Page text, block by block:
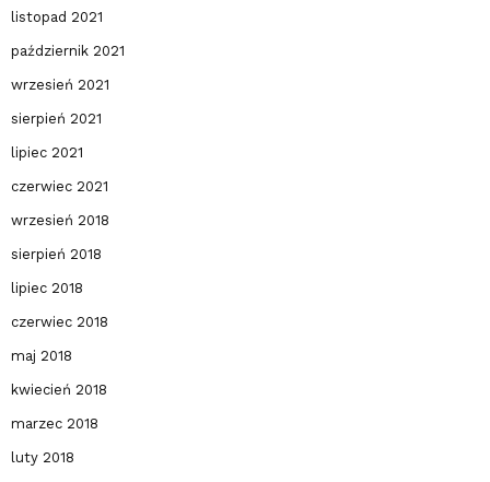
listopad 2021
październik 2021
wrzesień 2021
sierpień 2021
lipiec 2021
czerwiec 2021
wrzesień 2018
sierpień 2018
lipiec 2018
czerwiec 2018
maj 2018
kwiecień 2018
marzec 2018
luty 2018